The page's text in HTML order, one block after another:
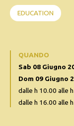
EDUCATION
QUANDO
Sab 08 Giugno
Dom 09 Giugno
dalle h 10.00 alle
dalle h 16.00 alle